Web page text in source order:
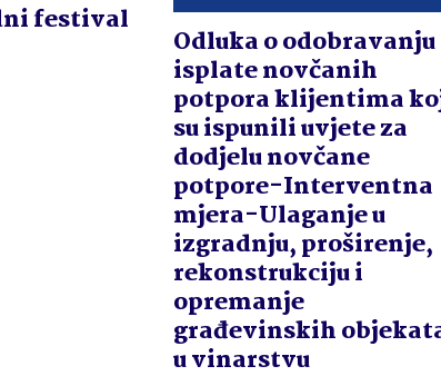
festival
Odluka o odobravanju
isplate novčanih
potpora klijentima
su ispunili uvjete za
dodjelu novčane
potpore-Interventna
mjera-Ulaganje u
izgradnju, proširenje,
rekonstrukciju i
opremanje
građevinskih
u vinarstvu